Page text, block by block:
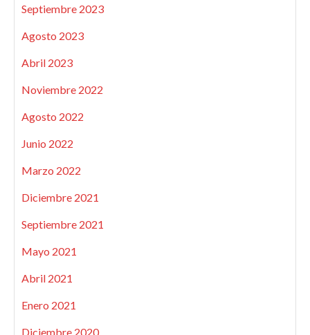
Septiembre 2023
Agosto 2023
Abril 2023
Noviembre 2022
Agosto 2022
Junio 2022
Marzo 2022
Diciembre 2021
Septiembre 2021
Mayo 2021
Abril 2021
Enero 2021
Diciembre 2020